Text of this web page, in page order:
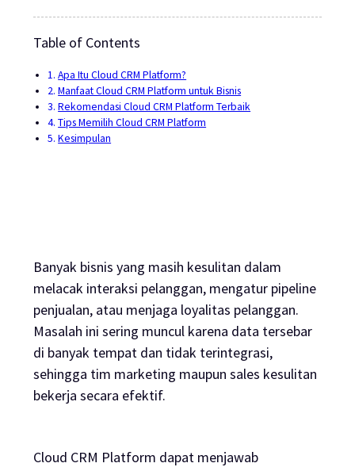
Table of Contents
Apa Itu Cloud CRM Platform?
Manfaat Cloud CRM Platform untuk Bisnis
Rekomendasi Cloud CRM Platform Terbaik
Tips Memilih Cloud CRM Platform
Kesimpulan
Banyak bisnis yang masih kesulitan dalam
melacak interaksi pelanggan, mengatur pipeline
penjualan, atau menjaga loyalitas pelanggan.
Masalah ini sering muncul karena data tersebar
di banyak tempat dan tidak terintegrasi,
sehingga tim marketing maupun sales kesulitan
bekerja secara efektif.
Cloud CRM Platform dapat menjawab